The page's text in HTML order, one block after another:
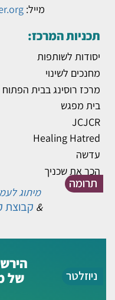
תרומה
ניוזלטר
מייל:
תכניות המרכז:
יסודות לשותפות
מחנכים לשינוי
מרכז רוסינג בבית הפתוח
בית מפגש
JCJCR
Healing Hatred
עדשה
הכר את שכניך
מיתוג
קבוצת
של